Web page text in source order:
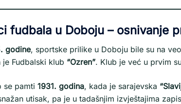
fudbala u Doboju – osnivanje
godine, sportske prilike u Doboju bile su na
je Fudbalski klub “Ozren”. Klub je već u prvim
se pamti 1931. godina, kada je sarajevska
utisak, pa je u tadašnjim izvještajima